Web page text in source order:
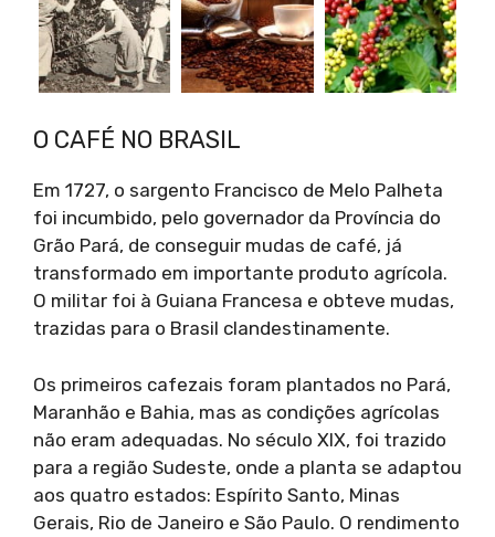
O CAFÉ NO BRASIL
Em 1727, o sargento Francisco de Melo Palheta
foi incumbido, pelo governador da Província do
Grão Pará, de conseguir mudas de café, já
transformado em importante produto agrícola.
O militar foi à Guiana Francesa e obteve mudas,
trazidas para o Brasil clandestinamente.
Os primeiros cafezais foram plantados no Pará,
Maranhão e Bahia, mas as condições agrícolas
não eram adequadas. No século XIX, foi trazido
para a região Sudeste, onde a planta se adaptou
aos quatro estados: Espírito Santo, Minas
Gerais, Rio de Janeiro e São Paulo. O rendimento